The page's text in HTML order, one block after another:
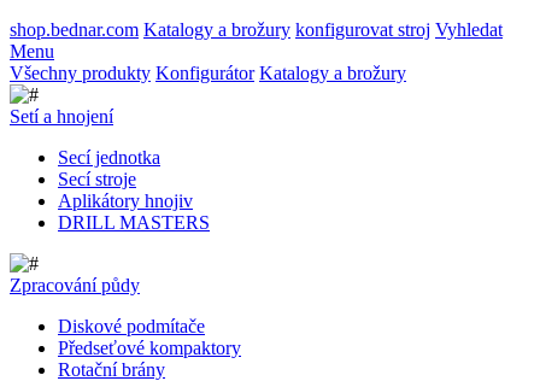
shop.bednar.com Katalogy a brožury konfigurovat stroj Vyhledat
Menu
Všechny produkty Konfigurátor Katalogy a brožury
Setí a hnojení
Secí jednotka
Secí stroje
Aplikátory hnojiv
DRILL MASTERS
Zpracování půdy
Diskové podmítače
Předseťové kompaktory
Rotační brány